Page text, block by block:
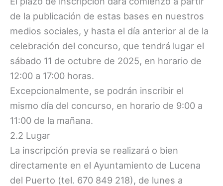
de la publicación de estas bases en nuestros
medios sociales, y hasta el día anterior al de la
celebración del concurso, que tendrá lugar el
sábado 11 de octubre de 2025, en horario de
12:00 a 17:00 horas.
Excepcionalmente, se podrán inscribir el
mismo día del concurso, en horario de 9:00 a
11:00 de la mañana.
2.2 Lugar
La inscripción previa se realizará o bien
directamente en el Ayuntamiento de Lucena
del Puerto (tel. 670 849 218), de lunes a